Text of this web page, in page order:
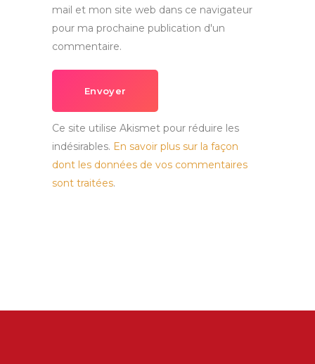
mail et mon site web dans ce navigateur
pour ma prochaine publication d'un
commentaire.
Envoyer
Ce site utilise Akismet pour réduire les
indésirables. En savoir plus sur la façon
dont les données de vos commentaires
sont traitées.